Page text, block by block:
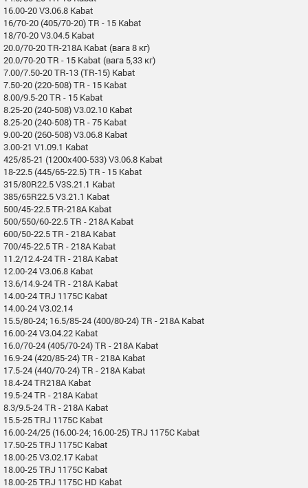
16.00-20 V3.06.8 Kabat
16/70-20 (405/70-20) TR - 15 Kabat
18/70-20 V3.04.5 Kabat
20.0/70-20 TR-218A Kabat (вага 8 кг)
20.0/70-20 TR - 15 Kabat (вага 5,33 кг)
7.00/7.50-20 TR-13 (TR-15) Kabat
7.50-20 (220-508) TR - 15 Kabat
8.00/9.5-20 TR - 15 Kabat
8.25-20 (240-508) V3.02.10 Kabat
8.25-20 (240-508) TR - 75 Kabat
9.00-20 (260-508) V3.06.8 Kabat
3.00-21 V1.09.1 Kabat
425/85-21 (1200x400-533) V3.06.8 Kabat
18-22.5 (445/65-22.5) TR - 15 Kabat
315/80R22.5 V3S.21.1 Kabat
385/65R22.5 V3.21.1 Kabat
500/45-22.5 TR-218A Kabat
500/550/60-22.5 TR - 218A Kabat
600/50-22.5 TR - 218A Kabat
700/45-22.5 TR - 218A Kabat
11.2/12.4-24 TR - 218A Kabat
12.00-24 V3.06.8 Kabat
13.6/14.9-24 TR - 218A Kabat
14.00-24 TRJ 1175C Kabat
14.00-24 V3.02.14
15.5/80-24; 16.5/85-24 (400/80-24) TR - 218A Kabat
16.00-24 V3.04.22 Kabat
16.0/70-24 (405/70-24) TR - 218A Kabat
16.9-24 (420/85-24) TR - 218A Kabat
17.5-24 (440/70-24) TR - 218A Kabat
18.4-24 TR218A Kabat
19.5-24 TR - 218A Kabat
8.3/9.5-24 TR - 218A Kabat
15.5-25 TRJ 1175C Kabat
16.00-24/25 (16.00-24; 16.00-25) TRJ 1175C Kabat
17.50-25 TRJ 1175C Kabat
18.00-25 V3.02.17 Kabat
18.00-25 TRJ 1175C Kabat
18.00-25 TRJ 1175C HD Kabat